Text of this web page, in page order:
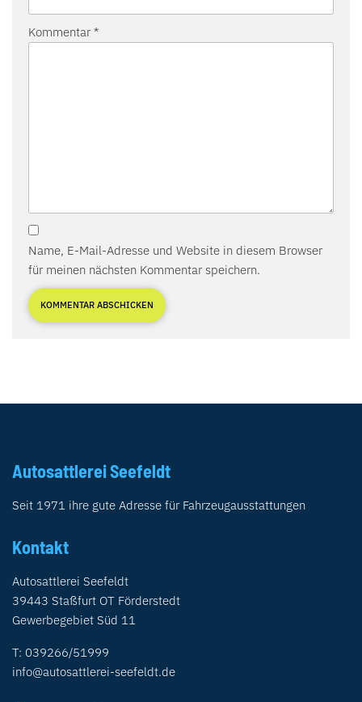
Kommentar *
Name, E-Mail-Adresse und Website in diesem Browser
für meinen nächsten Kommentar speichern.
Autosattlerei Seefeldt
Seit 1971 ihre gute Adresse für Fahrzeugausstattungen
Kontakt
Autosattlerei Seefeldt
39443 Staßfurt OT Förderstedt
Gewerbegebiet Süd 11
T: 039266/51999
info@autosattlerei-seefeldt.de